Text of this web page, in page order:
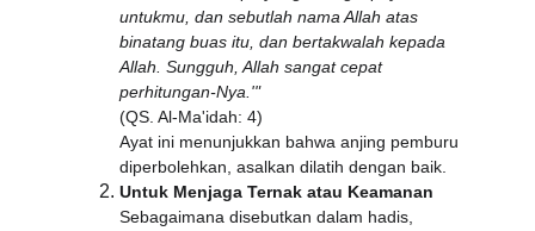
untukmu, dan sebutlah nama Allah atas
binatang buas itu, dan bertakwalah kepada
Allah. Sungguh, Allah sangat cepat
perhitungan-Nya.'"
(QS. Al-Ma'idah: 4)
Ayat ini menunjukkan bahwa anjing pemburu
diperbolehkan, asalkan dilatih dengan baik.
Untuk Menjaga Ternak atau Keamanan
Sebagaimana disebutkan dalam hadis,